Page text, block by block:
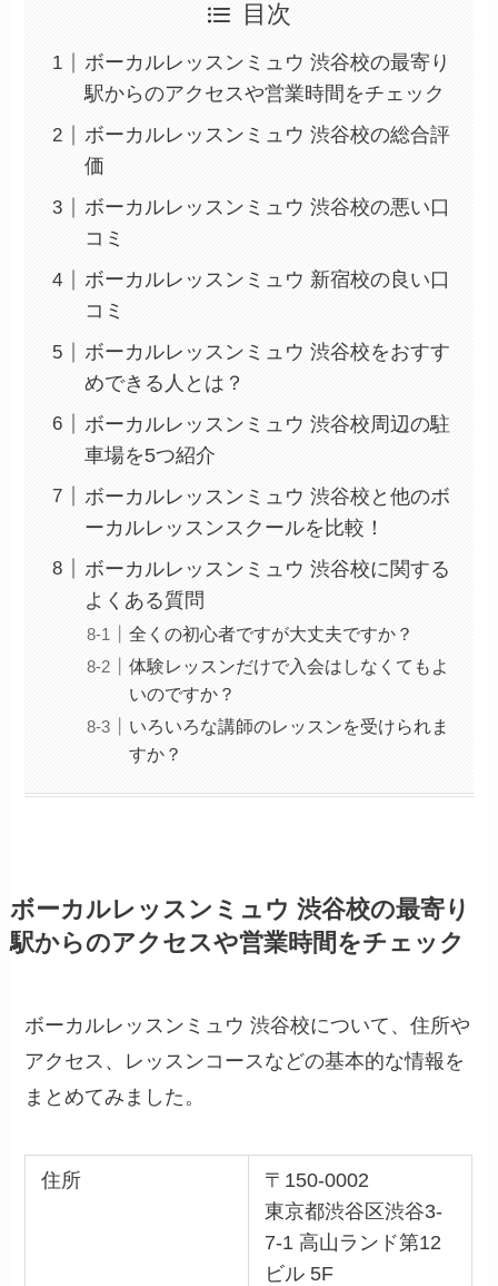
目次
ボーカルレッスンミュウ 渋谷校の最寄り
駅からのアクセスや営業時間をチェック
ボーカルレッスンミュウ 渋谷校の総合評
価
ボーカルレッスンミュウ 渋谷校の悪い口
コミ
ボーカルレッスンミュウ 新宿校の良い口
コミ
ボーカルレッスンミュウ 渋谷校をおすす
めできる人とは？
ボーカルレッスンミュウ 渋谷校周辺の駐
車場を5つ紹介
ボーカルレッスンミュウ 渋谷校と他のボ
ーカルレッスンスクールを比較！
ボーカルレッスンミュウ 渋谷校に関する
よくある質問
全くの初心者ですが大丈夫ですか？
体験レッスンだけで入会はしなくてもよ
いのですか？
いろいろな講師のレッスンを受けられま
すか？
ボーカルレッスンミュウ 渋谷校の最寄り
駅からのアクセスや営業時間をチェック
ボーカルレッスンミュウ 渋谷校について、住所や
アクセス、レッスンコースなどの基本的な情報を
まとめてみました。
住所
〒150-0002
東京都渋谷区渋谷3-
7-1 高山ランド第12
ビル 5F